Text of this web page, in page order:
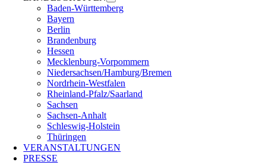
Baden-Württemberg
Bayern
Berlin
Brandenburg
Hessen
Mecklenburg-Vorpommern
Niedersachsen/Hamburg/Bremen
Nordrhein-Westfalen
Rheinland-Pfalz/Saarland
Sachsen
Sachsen-Anhalt
Schleswig-Holstein
Thüringen
VERANSTALTUNGEN
PRESSE